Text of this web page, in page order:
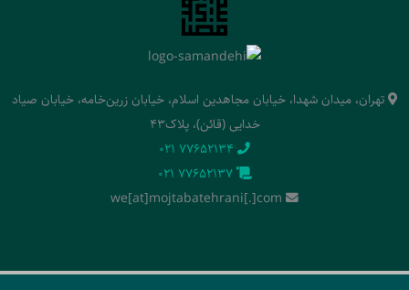
تهران، میدان شهدا، خیابان مجاهدین اسلام، خیابان زرین‌خامه، خیابان صیاد
خدایی (قائن)، پلاک43
‭021 77652134‬
‭021 77652137‬
we[at]mojtabatehrani[.]com